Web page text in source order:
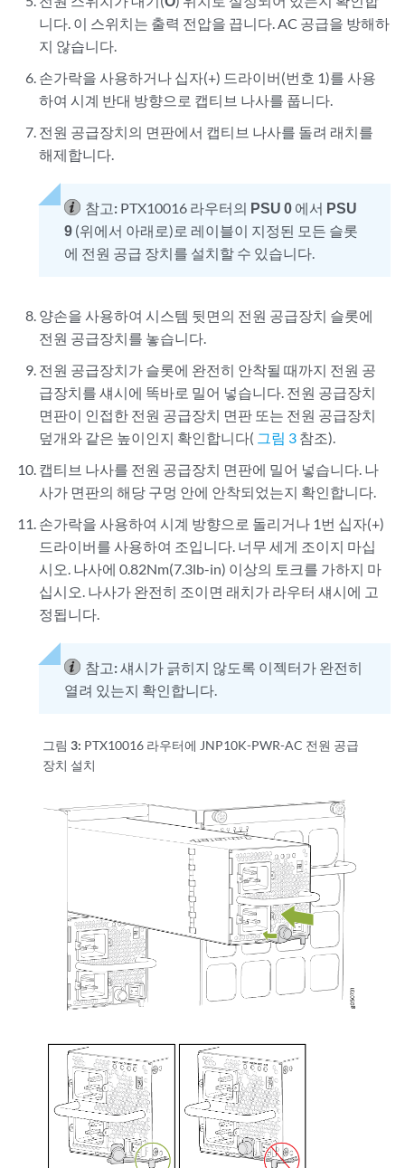
니다. 이 스위치는 출력 전압을 끕니다. AC 공급을 방해하
지 않습니다.
손가락을 사용하거나 십자(+) 드라이버(번호 1)를 사용
하여 시계 반대 방향으로 캡티브 나사를 풉니다.
전원 공급장치의 면판에서 캡티브 나사를 돌려 래치를
해제합니다.
참고: PTX10016 라우터의 PSU 0 에서 PSU
9 (위에서 아래로)로 레이블이 지정된 모든 슬롯
에 전원 공급 장치를 설치할 수 있습니다.
양손을 사용하여 시스템 뒷면의 전원 공급장치 슬롯에
전원 공급장치를 놓습니다.
전원 공급장치가 슬롯에 완전히 안착될 때까지 전원 공
급장치를 섀시에 똑바로 밀어 넣습니다. 전원 공급장치
면판이 인접한 전원 공급장치 면판 또는 전원 공급장치
덮개와 같은 높이인지 확인합니다( 그림 3 참조).
캡티브 나사를 전원 공급장치 면판에 밀어 넣습니다. 나
사가 면판의 해당 구멍 안에 안착되었는지 확인합니다.
손가락을 사용하여 시계 방향으로 돌리거나 1번 십자(+)
드라이버를 사용하여 조입니다. 너무 세게 조이지 마십
시오. 나사에 0.82Nm(7.3lb-in) 이상의 토크를 가하지 마
십시오. 나사가 완전히 조이면 래치가 라우터 섀시에 고
정됩니다.
참고:섀시가 긁히지 않도록 이젝터가 완전히
열려 있는지 확인합니다.
그림 3: PTX10016 라우터에 JNP10K-PWR-AC 전원 공급
장치 설치